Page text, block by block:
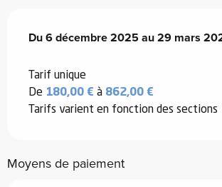
Du6 décembre 2025au29 mars
Du6 décembre 2025au29 mars
Tarif unique
De 180,00 € à 862,00 €
Tarifs varient en fonction des sections
Moyens de paiement